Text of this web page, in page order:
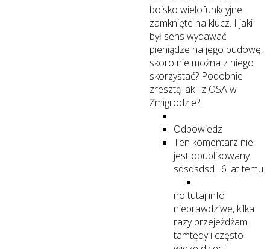
boisko wielofunkcyjne
zamknięte na klucz. I jaki
był sens wydawać
pieniądze na jego budowę,
skoro nie można z niego
skorzystać? Podobnie
zresztą jak i z OSA w
Żmigrodzie?
Odpowiedz
Ten komentarz nie
jest opublikowany.
sdsdsdsd · 6 lat temu
no tutaj info
nieprawdziwe, kilka
razy przejeżdżam
tamtędy i często